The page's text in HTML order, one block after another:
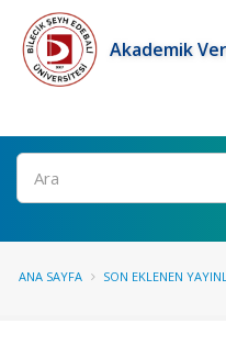
Akademik
Ara
ANA SAYFA SON EKLENEN